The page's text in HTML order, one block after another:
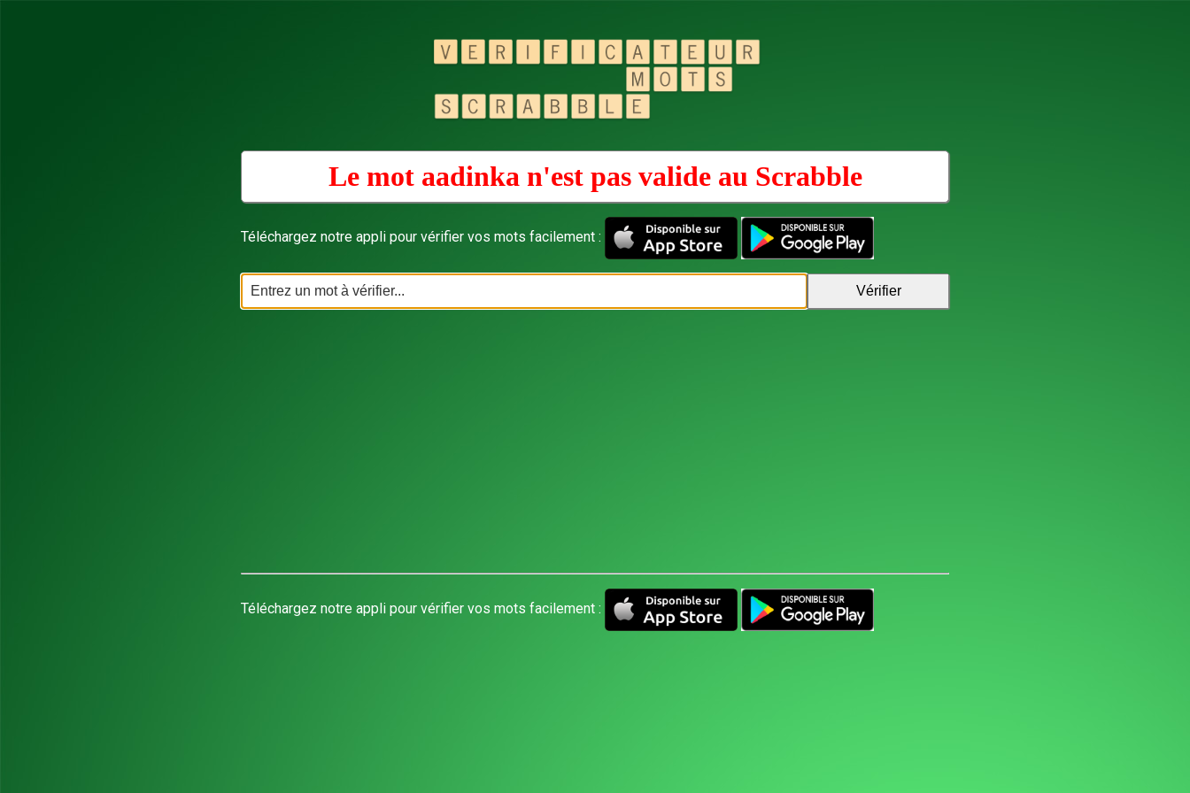
Le mot aadinka n'est pas valide au Scrabble
Téléchargez notre appli pour vérifier vos mots facilement :
Téléchargez notre appli pour vérifier vos mots facilement :